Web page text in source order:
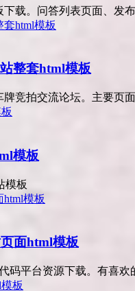
载。问答列表页面、发
整套html模板
竞拍交流论坛。主要页
模板
模板
面html模板
码平台资源下载。有喜欢